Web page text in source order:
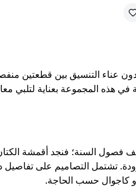
عناء التنسيق بين قطعتين
هذه المجموعة بعناية لتلبي
السنة؛ فنجد أقمشة الكتان
تشتمل التصاميم على تفاصيل
أو كاجوال حسب الحاجة.